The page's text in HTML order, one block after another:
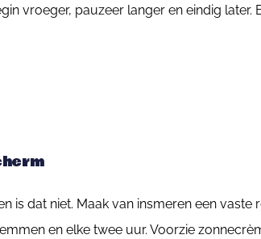
vroeger, pauzeer langer en eindig later.
is dat niet. Maak van insmeren een vaste
en elke twee uur. Voorzie